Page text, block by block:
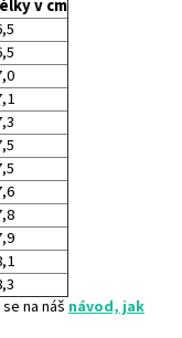
v cm
na náš návod, jak